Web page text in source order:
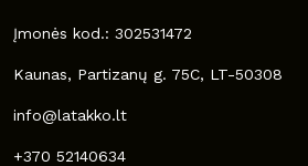
Įmonės kod.: 302531472
Kaunas, Partizanų g. 75C, LT-50308
info@latakko.lt
+370 52140634